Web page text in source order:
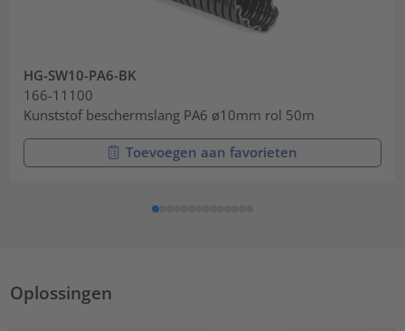
HG-SW10-PA6-BK
166-11100
Kunststof beschermslang PA6 ø10mm rol 50m
Toevoegen aan favorieten
Oplossingen